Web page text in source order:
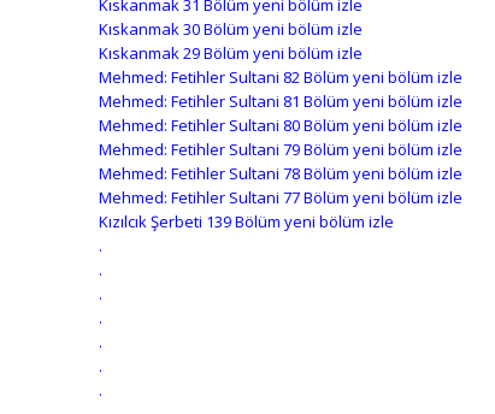
Kıskanmak 31 Bölüm yeni bölüm izle
Kıskanmak 30 Bölüm yeni bölüm izle
Kıskanmak 29 Bölüm yeni bölüm izle
Mehmed: Fetihler Sultani 82 Bölüm yeni bölüm izle
Mehmed: Fetihler Sultani 81 Bölüm yeni bölüm izle
Mehmed: Fetihler Sultani 80 Bölüm yeni bölüm izle
Mehmed: Fetihler Sultani 79 Bölüm yeni bölüm izle
Mehmed: Fetihler Sultani 78 Bölüm yeni bölüm izle
Mehmed: Fetihler Sultani 77 Bölüm yeni bölüm izle
Kızılcık Şerbeti 139 Bölüm yeni bölüm izle
.
.
.
.
.
.
.